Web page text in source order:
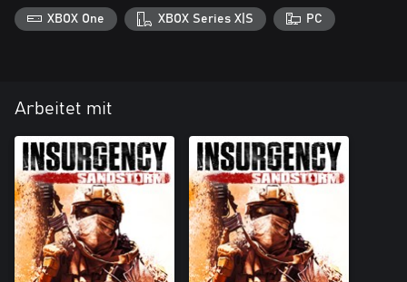
XBOX One XBOX Series X|S PC
Arbeitet mit